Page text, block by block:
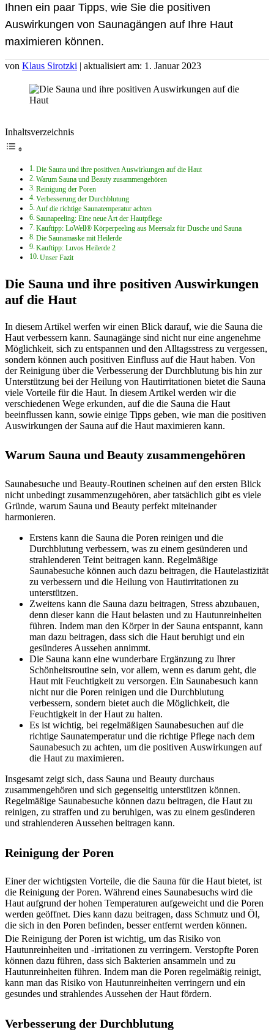
Ihnen ein paar Tipps, wie Sie die positiven
Auswirkungen von Saunagängen auf Ihre Haut
maximieren können.
von Klaus Sirotzki | aktualisiert am: 1. Januar 2023
Inhaltsverzeichnis
Die Sauna und ihre positiven Auswirkungen auf die Haut
Warum Sauna und Beauty zusammengehören
Reinigung der Poren
Verbesserung der Durchblutung
Auf die richtige Saunatemperatur achten
Saunapeeling: Eine neue Art der Hautpflege
Kauftipp: LoWell® Körperpeeling aus Meersalz für Dusche und Sauna
Die Saunamaske mit Heilerde
Kauftipp: Luvos Heilerde 2
Unser Fazit
Die Sauna und ihre positiven Auswirkungen
auf die Haut
In diesem Artikel werfen wir einen Blick darauf, wie die Sauna die
Haut verbessern kann. Saunagänge sind nicht nur eine angenehme
Möglichkeit, sich zu entspannen und den Alltagsstress zu vergessen,
sondern können auch positiven Einfluss auf die Haut haben. Von
der Reinigung über die Verbesserung der Durchblutung bis hin zur
Unterstützung bei der Heilung von Hautirritationen bietet die Sauna
viele Vorteile für die Haut. In diesem Artikel werden wir die
verschiedenen Wege erkunden, auf die die Sauna die Haut
beeinflussen kann, sowie einige Tipps geben, wie man die positiven
Auswirkungen der Sauna auf die Haut maximieren kann.
Warum Sauna und Beauty zusammengehören
Saunabesuche und Beauty-Routinen scheinen auf den ersten Blick
nicht unbedingt zusammenzugehören, aber tatsächlich gibt es viele
Gründe, warum Sauna und Beauty perfekt miteinander
harmonieren.
Erstens kann die Sauna die Poren reinigen und die
Durchblutung verbessern, was zu einem gesünderen und
strahlenderen Teint beitragen kann. Regelmäßige
Saunabesuche können auch dazu beitragen, die Hautelastizität
zu verbessern und die Heilung von Hautirritationen zu
unterstützen.
Zweitens kann die Sauna dazu beitragen, Stress abzubauen,
denn dieser kann die Haut belasten und zu Hautunreinheiten
führen. Indem man den Körper in der Sauna entspannt, kann
man dazu beitragen, dass sich die Haut beruhigt und ein
gesünderes Aussehen annimmt.
Die Sauna kann eine wunderbare Ergänzung zu Ihrer
Schönheitsroutine sein, vor allem, wenn es darum geht, die
Haut mit Feuchtigkeit zu versorgen. Ein Saunabesuch kann
nicht nur die Poren reinigen und die Durchblutung
verbessern, sondern bietet auch die Möglichkeit, die
Feuchtigkeit in der Haut zu halten.
Es ist wichtig, bei regelmäßigen Saunabesuchen auf die
richtige Saunatemperatur und die richtige Pflege nach dem
Saunabesuch zu achten, um die positiven Auswirkungen auf
die Haut zu maximieren.
Insgesamt zeigt sich, dass Sauna und Beauty durchaus
zusammengehören und sich gegenseitig unterstützen können.
Regelmäßige Saunabesuche können dazu beitragen, die Haut zu
reinigen, zu straffen und zu beruhigen, was zu einem gesünderen
und strahlenderen Aussehen beitragen kann.
Reinigung der Poren
Einer der wichtigsten Vorteile, die die Sauna für die Haut bietet, ist
die Reinigung der Poren. Während eines Saunabesuchs wird die
Haut aufgrund der hohen Temperaturen aufgeweicht und die Poren
werden geöffnet. Dies kann dazu beitragen, dass Schmutz und Öl,
die sich in den Poren befinden, besser entfernt werden können.
Die Reinigung der Poren ist wichtig, um das Risiko von
Hautunreinheiten und -irritationen zu verringern. Verstopfte Poren
können dazu führen, dass sich Bakterien ansammeln und zu
Hautunreinheiten führen. Indem man die Poren regelmäßig reinigt,
kann man das Risiko von Hautunreinheiten verringern und ein
gesundes und strahlendes Aussehen der Haut fördern.
Verbesserung der Durchblutung